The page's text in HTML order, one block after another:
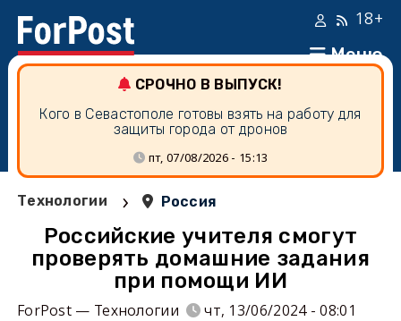
Меню
18+
СРОЧНО В ВЫПУСК!
Кого в Севастополе готовы взять на работу для
защиты города от дронов
пт, 07/08/2026 - 15:13
Технологии › Россия
Российские учителя смогут
проверять домашние задания
при помощи ИИ
ForPost — Технологии
чт, 13/06/2024 - 08:01